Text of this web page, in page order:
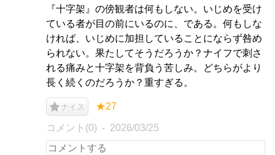
『十字架』の傍観者は何もしない。いじめを受け
ている者が目の前にいるのに、である。何もしな
ければ、いじめに加担していることにならず咎め
られない。果たしてそうだろうか？ナイフで刺さ
れる痛みと十字架を背負う苦しみ。どちらがより
長く続くのだろうか？重すぎる。
ナイス ★27
コメント(0) 2026/03/25